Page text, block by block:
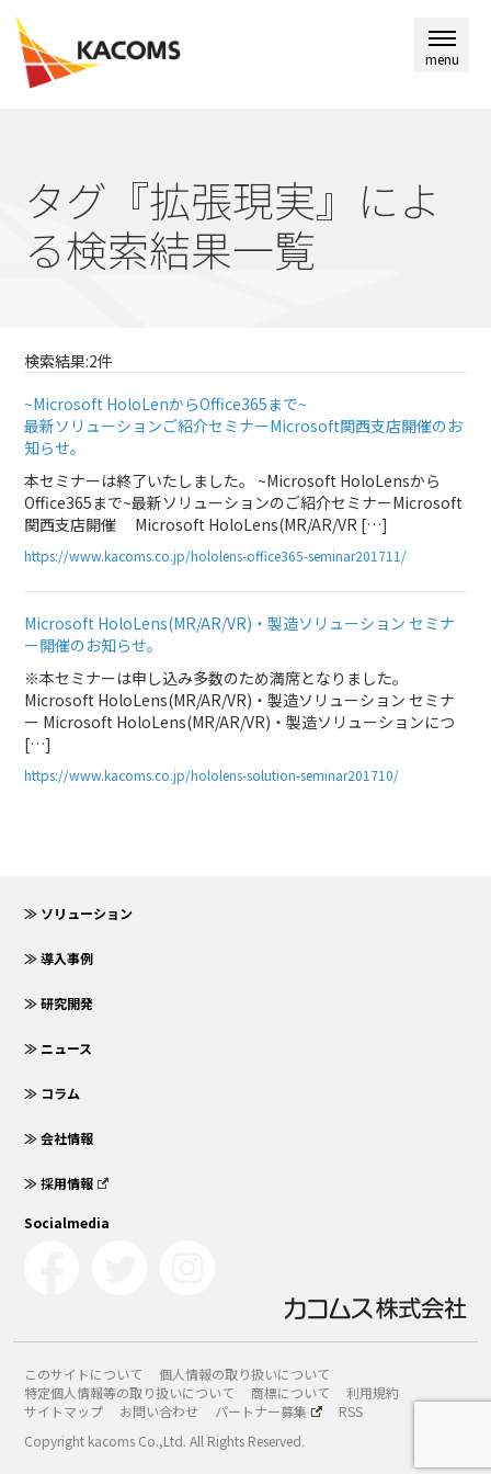
menu
タグ『拡張現実』によ
る検索結果一覧
検索結果:2件
~Microsoft HoloLenからOffice365まで~
最新ソリューションご紹介セミナーMicrosoft関西支店開催のお
知らせ。
本セミナーは終了いたしました。 ~Microsoft HoloLensから
Office365まで~最新ソリューションのご紹介セミナーMicrosoft
関西支店開催 Microsoft HoloLens(MR/AR/VR […]
https://www.kacoms.co.jp/hololens-office365-seminar201711/
Microsoft HoloLens(MR/AR/VR)・製造ソリューション セミナ
ー開催のお知らせ。
※本セミナーは申し込み多数のため満席となりました。
Microsoft HoloLens(MR/AR/VR)・製造ソリューション セミナ
ー Microsoft HoloLens(MR/AR/VR)・製造ソリューションにつ
[…]
https://www.kacoms.co.jp/hololens-solution-seminar201710/
≫ ソリューション
≫ 導入事例
≫ 研究開発
≫ ニュース
≫ コラム
≫ 会社情報
≫ 採用情報
Socialmedia
このサイトについて
個人情報の取り扱いについて
特定個人情報等の取り扱いについて
商標について
利用規約
サイトマップ
お問い合わせ パートナー募集
RSS
Copyright kacoms Co.,Ltd. All Rights Reserved.